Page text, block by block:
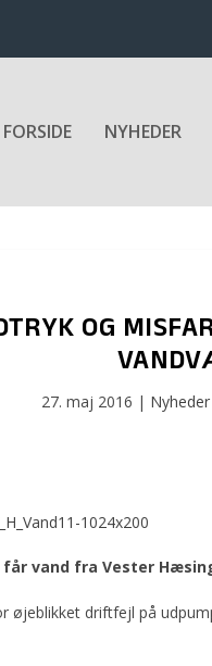
FORSIDE NYHEDER
OG
27. maj 2016 | Nyheder
vand fra Vester
driftfejl på